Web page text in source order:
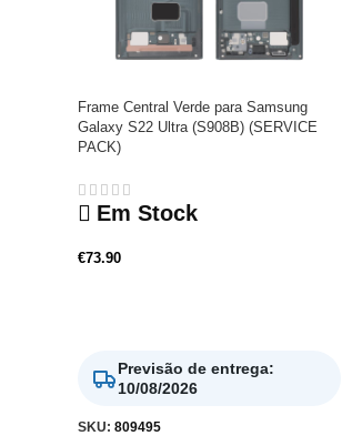
Frame Central Verde para Samsung
Galaxy S22 Ultra (S908B) (SERVICE
PACK)
Em Stock
€73.90
Previsão de entrega:
10/08/2026
SKU: 809495